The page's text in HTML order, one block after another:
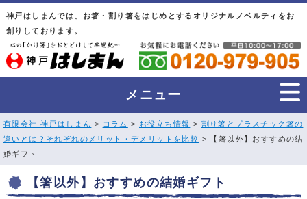
神戸はしまんでは、お箸・割り箸をはじめとするオリジナルノベルティをお
創りしております。
メニュー
有限会社 神戸はしまん > コラム > お役立ち情報 > 割り箸とプラスチック箸の
違いとは？それぞれのメリット・デメリットを比較 > 【箸以外】おすすめの結
婚ギフト
【箸以外】おすすめの結婚ギフト